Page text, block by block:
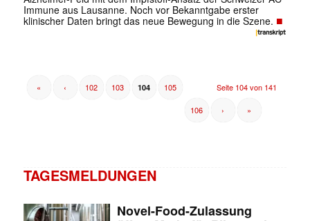
Immune aus Lausanne. Noch vor Bekanntgabe erster
klinischer Daten bringt das neue Bewegung in die Szene. ■
Seite 104 von 141
« ‹ 102 103 104 105
106 › »
TAGESMELDUNGEN
Novel-Food-Zulassung